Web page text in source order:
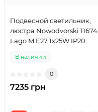
Подвесной светильник,
люстра Nowodvorski 11674
Lago M E27 1x25W IP20
В наличии
0
7235 грн